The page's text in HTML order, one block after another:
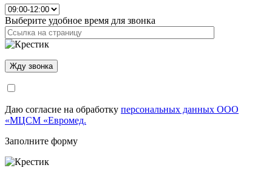
Выберите удобное время для звонка
Даю согласие на обработку персональных данных ООО
«МЦСМ «Евромед.
Заполните форму